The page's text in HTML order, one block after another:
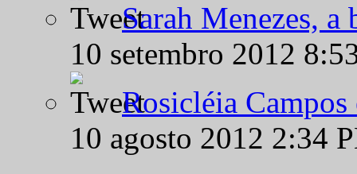
Sarah Menezes,
10 setembro 2012
Rosicléia
10 agosto 2012 2:34